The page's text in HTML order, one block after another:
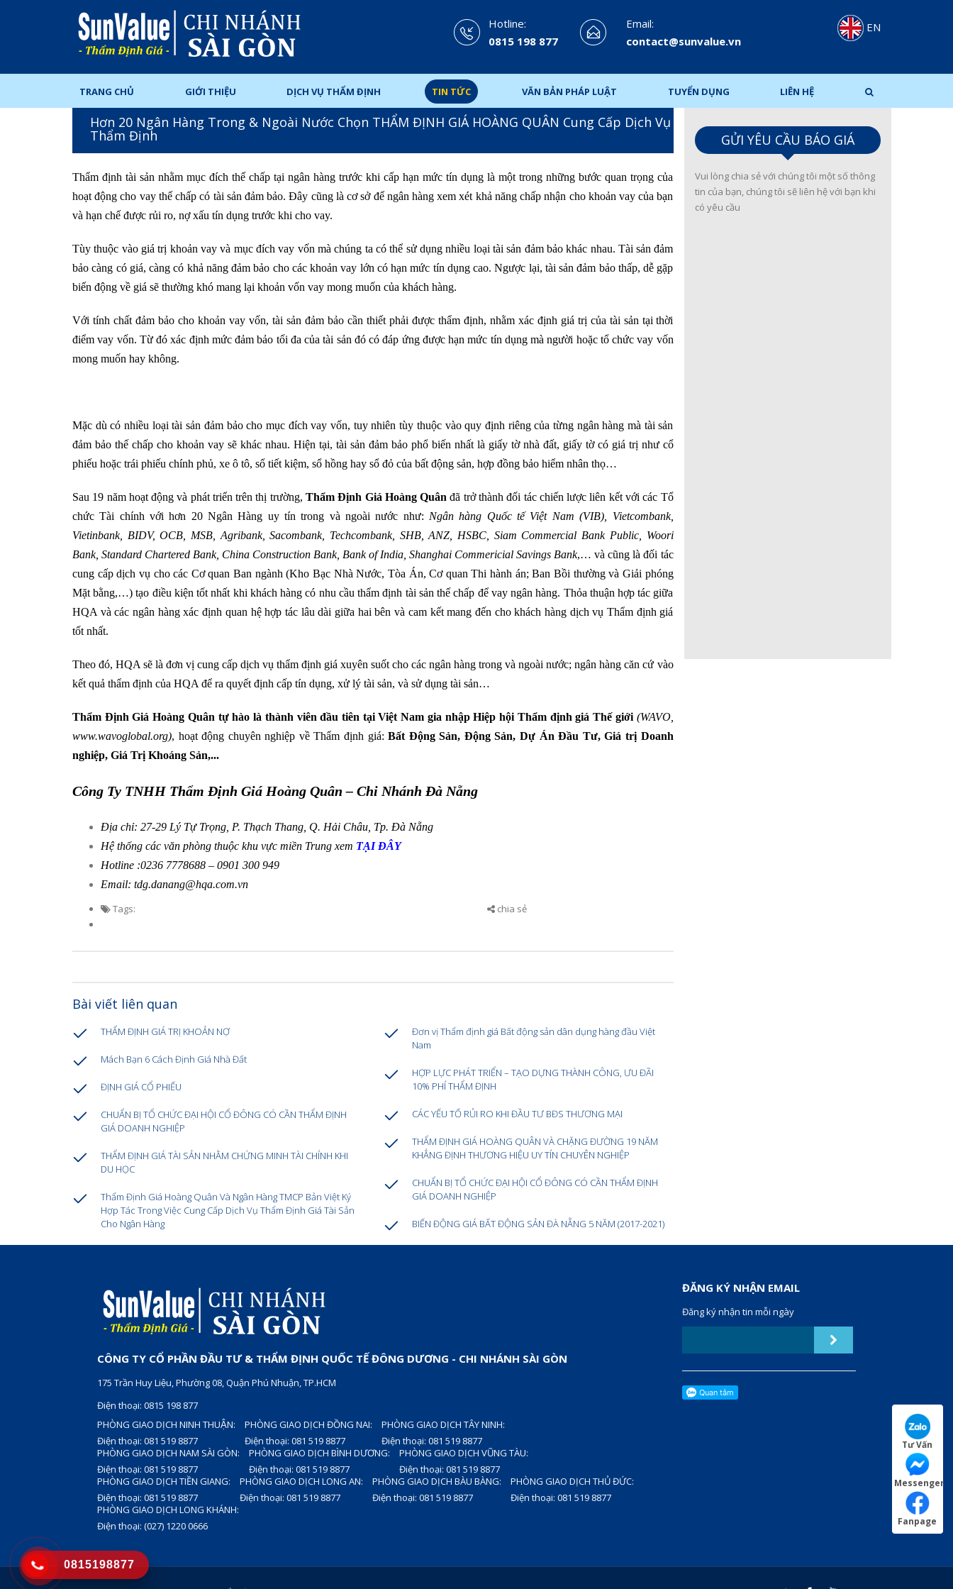
Hotline:
0815 198 877
Email:
contact@sunvalue.vn
EN
TRANG CHỦ GIỚI THIỆU DỊCH VỤ THẨM ĐỊNH TIN TỨC VĂN BẢN PHÁP LUẬT TUYỂN DỤNG LIÊN HỆ
Hơn 20 Ngân Hàng Trong & Ngoài Nước Chọn THẨM ĐỊNH GIÁ HOÀNG QUÂN Cung Cấp Dịch Vụ
Thẩm Định
Thẩm định tài sản nhằm mục đích thế chấp tại ngân hàng trước khi cấp hạn mức tín dụng là một trong những bước quan trọng của
hoạt động cho vay thế chấp có tài sản đảm bảo. Đây cũng là cơ sở để ngân hàng xem xét khả năng chấp nhận cho khoản vay của bạn
và hạn chế được rủi ro, nợ xấu tín dụng trước khi cho vay.
Tùy thuộc vào giá trị khoản vay và mục đích vay vốn mà chúng ta có thể sử dụng nhiều loại tài sản đảm bảo khác nhau. Tài sản đảm
bảo càng có giá, càng có khả năng đảm bảo cho các khoản vay lớn có hạn mức tín dụng cao. Ngược lại, tài sản đảm bảo thấp, dễ gặp
biến động về giá sẽ thường khó mang lại khoản vốn vay mong muốn của khách hàng.
Với tính chất đảm bảo cho khoản vay vốn, tài sản đảm bảo cần thiết phải được thẩm định, nhằm xác định giá trị của tài sản tại thời
điểm vay vốn. Từ đó xác định mức đảm bảo tối đa của tài sản đó có đáp ứng được hạn mức tín dụng mà người hoặc tổ chức vay vốn
mong muốn hay không.
Mặc dù có nhiều loại tài sản đảm bảo cho mục đích vay vốn, tuy nhiên tùy thuộc vào quy định riêng của từng ngân hàng mà tài sản
đảm bảo thế chấp cho khoản vay sẽ khác nhau. Hiện tại, tài sản đảm bảo phổ biến nhất là giấy tờ nhà đất, giấy tờ có giá trị như cổ
phiếu hoặc trái phiếu chính phủ, xe ô tô, sổ tiết kiệm, sổ hồng hay sổ đỏ của bất động sản, hợp đồng bảo hiểm nhân thọ…
Sau 19 năm hoạt động và phát triển trên thị trường,Thẩm Định Giá Hoàng Quân đã trở thành đối tác chiến lược liên kết với các Tổ
chức Tài chính với hơn 20 Ngân Hàng uy tín trong và ngoài nước như: Ngân hàng Quốc tế Việt Nam (VIB) , Vietcombank,
Vietinbank, BIDV, OCB, MSB, Agribank, Sacombank, Techcombank, SHB, ANZ, HSBC, Siam Commercial Bank Public, Woori
Bank, Standard Chartered Bank, China Construction Bank, Bank of India , Shanghai Commericial Savings Bank,… và cũng là đối tác
cung cấp dịch vụ cho các Cơ quan Ban ngành (Kho Bạc Nhà Nước, Tòa Án, Cơ quan Thi hành án; Ban Bồi thường và Giải phóng
Mặt bằng,…) tạo điều kiện tốt nhất khi khách hàng có nhu cầu thẩm định tài sản thế chấp để vay ngân hàng. Thỏa thuận hợp tác giữa
HQA và các ngân hàng xác định quan hệ hợp tác lâu dài giữa hai bên và cam kết mang đến cho khách hàng dịch vụ Thẩm định giá
tốt nhất.
Theo đó, HQA sẽ là đơn vị cung cấp dịch vụ thẩm định giá xuyên suốt cho các ngân hàng trong và ngoài nước; ngân hàng căn cứ vào
kết quả thẩm định của HQA để ra quyết định cấp tín dụng, xử lý tài sản, và sử dụng tài sản…
Thẩm Định Giá Hoàng Quân tự hào là thành viên đầu tiên tại Việt Nam gia nhậpHiệp hội Thẩm định giá Thế giới (WAVO,
www.wavoglobal.org), hoạt động chuyên nghiệp về Thẩm định giá:Bất Động Sản, Động Sản, Dự Án Đầu Tư, Giá trị Doanh
nghiệp, Giá Trị Khoáng Sản,...
Công Ty TNHH Thẩm Định Giá Hoàng Quân – Chi Nhánh Đà Nẵng
Địa chỉ: 27-29 Lý Tự Trọng, P. Thạch Thang, Q. Hải Châu, Tp. Đà Nẵng
Hệ thống các văn phòng thuộc khu vực miền Trung xem TẠI ĐÂY
Hotline :0236 7778688 – 0901 300 949
Email: tdg.danang@hqa.com.vn
Tags: chia sẻ
Bài viết liên quan
THẨM ĐỊNH GIÁ TRỊ KHOẢN NỢ
Mách Bạn 6 Cách Định Giá Nhà Đất
ĐỊNH GIÁ CỔ PHIẾU
CHUẨN BỊ TỔ CHỨC ĐẠI HỘI CỔ ĐÔNG CÓ CẦN THẨM ĐỊNH
GIÁ DOANH NGHIỆP
THẨM ĐỊNH GIÁ TÀI SẢN NHẰM CHỨNG MINH TÀI CHÍNH KHI
DU HỌC
Thẩm Định Giá Hoàng Quân Và Ngân Hàng TMCP Bản Việt Ký
Hợp Tác Trong Việc Cung Cấp Dịch Vụ Thẩm Định Giá Tài Sản
Cho Ngân Hàng
Đơn vị Thẩm định giá Bất động sản dân dụng hàng đầu Việt
Nam
HỢP LỰC PHÁT TRIỂN – TẠO DỰNG THÀNH CÔNG, ƯU ĐÃI
10% PHÍ THẨM ĐỊNH
CÁC YẾU TỐ RỦI RO KHI ĐẦU TƯ BĐS THƯƠNG MẠI
THẨM ĐỊNH GIÁ HOÀNG QUÂN VÀ CHẶNG ĐƯỜNG 19 NĂM
KHẲNG ĐỊNH THƯƠNG HIỆU UY TÍN CHUYÊN NGHIỆP
CHUẨN BỊ TỔ CHỨC ĐẠI HỘI CỔ ĐÔNG CÓ CẦN THẨM ĐỊNH
GIÁ DOANH NGHIỆP
BIẾN ĐỘNG GIÁ BẤT ĐỘNG SẢN ĐÀ NẴNG 5 NĂM (2017-2021)
GỬI YÊU CẦU BÁO GIÁ
Vui lòng chia sẻ với chúng tôi một số thông
tin của bạn, chúng tôi sẽ liên hệ với bạn khi
có yêu cầu
CÔNG TY CỔ PHẦN ĐẦU TƯ & THẨM ĐỊNH QUỐC TẾ ĐÔNG DƯƠNG - CHI NHÁNH SÀI GÒN
175 Trần Huy Liệu, Phường 08, Quận Phú Nhuận, TP.HCM
Điện thoại: 0815 198 877
PHÒNG GIAO DỊCH NINH THUẬN:
Điện thoại: 081 519 8877
PHÒNG GIAO DỊCH ĐỒNG NAI:
Điện thoại: 081 519 8877
PHÒNG GIAO DỊCH TÂY NINH:
Điện thoại: 081 519 8877
PHÒNG GIAO DỊCH NAM SÀI GÒN:
Điện thoại: 081 519 8877
PHÒNG GIAO DỊCH BÌNH DƯƠNG:
Điện thoại: 081 519 8877
PHÒNG GIAO DỊCH VŨNG TÀU:
Điện thoại: 081 519 8877
PHÒNG GIAO DỊCH TIỀN GIANG:
Điện thoại: 081 519 8877
PHÒNG GIAO DỊCH LONG AN:
Điện thoại: 081 519 8877
PHÒNG GIAO DỊCH BÀU BÀNG:
Điện thoại: 081 519 8877
PHÒNG GIAO DỊCH THỦ ĐỨC:
Điện thoại: 081 519 8877
PHÒNG GIAO DỊCH LONG KHÁNH:
Điện thoại: (027) 1220 0666
ĐĂNG KÝ NHẬN EMAIL
Đăng ký nhận tin mỗi ngày
Tư Vấn
Messenger
Fanpage
0815198877